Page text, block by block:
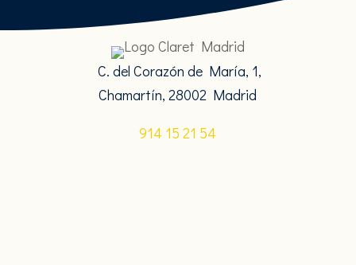
C. del Corazón de María, 1,
Chamartín, 28002 Madrid
914 15 21 54